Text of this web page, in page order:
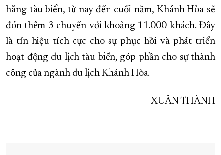
hãng tàu biển, từ nay đến cuối năm, Khánh Hòa sẽ
đón thêm 3 chuyến với khoảng 11.000 khách. Đây
là tín hiệu tích cực cho sự phục hồi và phát triển
hoạt động du lịch tàu biển, góp phần cho sự thành
công của ngành du lịch Khánh Hòa.
XUÂN THÀNH